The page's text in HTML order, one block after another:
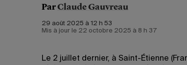
ParClaude Gauvreau
29 août 2025 à 12 h 53
Mis à jour le 22 octobre 2025 à 8 h 37
Le 2 juillet dernier, à Saint-Étienne